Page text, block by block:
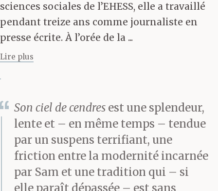
échapper à l’hébétude, à
cette poix épaisse dans
laquelle le jardin
dégelé, je me suis
demandé pourquoi je
n’avais pas eu la force
de refuser, de fuir,
sciences sociales de l’EHESS, elle a travaillé
pendant treize ans comme journaliste en
presse écrite. À l’orée de la ...
Lire plus
Son ciel de cendres est une splendeur,
lente et – en même temps – tendue
par un suspens terrifiant, une
friction entre la modernité incarnée
par Sam et une tradition qui – si
elle paraît dépassée – est sans